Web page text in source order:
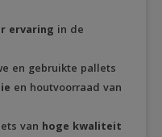
ervaring in de
en gebruikte pallets
en houtvoorraad van
van hoge kwaliteit